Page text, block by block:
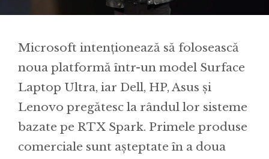
Microsoft intenționează să folosească
noua platformă într-un model Surface
Laptop Ultra, iar Dell, HP, Asus și
Lenovo pregătesc la rândul lor sisteme
bazate pe RTX Spark. Primele produse
comerciale sunt așteptate în a doua